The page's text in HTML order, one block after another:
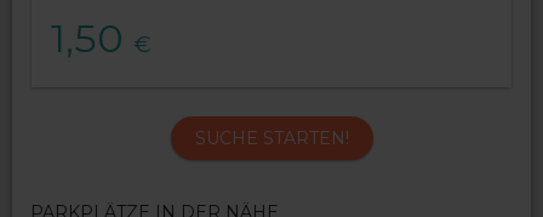
1,50 €
SUCHE STARTEN!
PARKPLÄTZE IN DER NÄHE